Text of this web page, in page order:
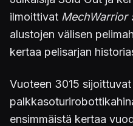
ilmoittivat MechWarrior
alustojen välisen
kertaa pelisarjan
Vuoteen 3015 sijoittuvat
ensimmäistä kertaa